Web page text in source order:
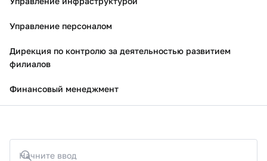
Управление персоналом
Дирекция по контролю за деятельностью развитием
филиалов
Финансовый менеджмент
Начните ввод